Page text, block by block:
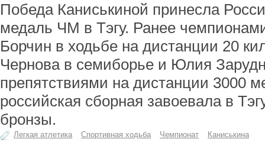
Победа Каниськиной принесла
медаль ЧМ в Тэгу. Ранее
Борчин в ходьбе на дистанции 20
Чернова в семиборье и Юлия
препятствиями на дистанции 3000
российская сборная завоевала в
бронзы.
Легкая атлетика Спортивная ходьба Чемпионат Каниськина